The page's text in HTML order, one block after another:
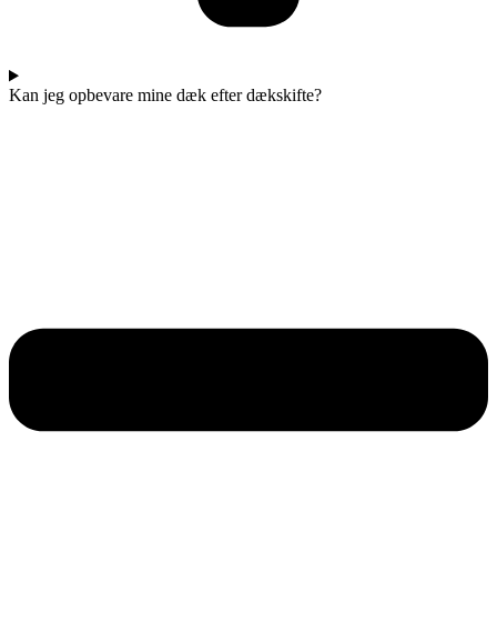
Kan jeg opbevare mine dæk efter dækskifte?